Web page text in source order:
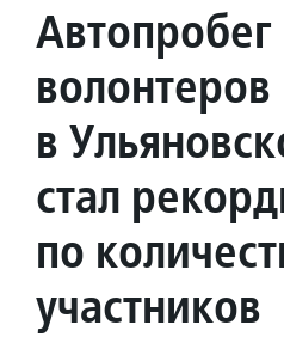
Автопробег
волонтеров
в
стал
по
участников